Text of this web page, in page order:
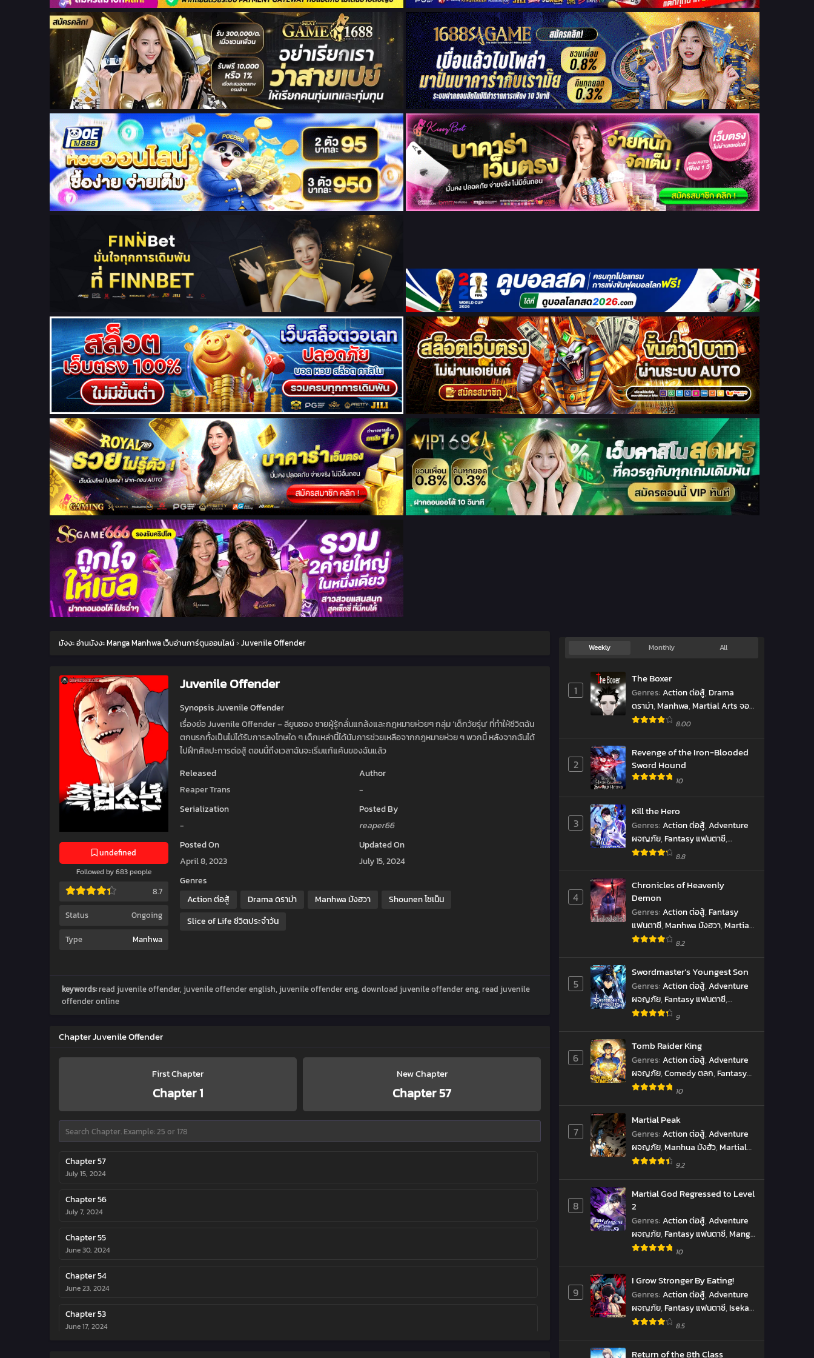
มังงะ อ่านมังงะ Manga Manhwa เว็บอ่านการ์ตูนออนไลน์›Juvenile Offender
undefined
Followed by 683 people
8.7
Status Ongoing
Type Manhwa
Juvenile Offender
Synopsis Juvenile Offender
เรื่องย่อ Juvenile Offender – ลียูนซอง ชายผู้รู้กลั่นแกล้งและกฎหมายห่วยๆ กลุ่ม ‘เด็กวัยรุ่น’ ที่ทำให้ชีวิตฉัน
ตกนรกทั้งเป็นไม่ได้รับการลงโทษใด ๆ เด็กเหล่านี้ได้นับการช่วยเหลือจากกฎหมายห่วย ๆ พวกนี้ หลังจากฉันได้
ไปฝึกศิลปะการต่อสู้ ตอนนี้ถึงเวลาฉันจะเริ่มแก้แค้นของฉันแล้ว
Released
Reaper Trans
Author
-
Serialization
-
Posted By
reaper66
Posted On
April 8, 2023
Updated On
July 15, 2024
Genres
Action ต่อสู้
Drama ดราม่า Manhwa มังฮวา
Shounen โชเน็น
Slice of Life ชีวิตประจำวัน
keywords:read juvenile offender, juvenile offender english, juvenile offender eng, download juvenile offender eng, read juvenile
offender online
Chapter Juvenile Offender
First Chapter
Chapter 1
New Chapter
Chapter 57
Chapter 57
July 15, 2024
Chapter 56
July 7, 2024
Chapter 55
June 30, 2024
Chapter 54
June 23, 2024
Chapter 53
June 17, 2024
Weekly Monthly All
1
The Boxer
Genres:Action ต่อสู้,Drama
ดราม่า,Manhwa,Martial Arts จอม
ยุทธ์,Shounen โชเน็น
8.00
2
Revenge of the Iron-Blooded
Sword Hound
10
3
Kill the Hero
Genres:Action ต่อสู้,Adventure
ผจญภัย,Fantasy แฟนตาซี,
Manhwa มังฮวา
8.8
4
Chronicles of Heavenly
Demon
Genres:Action ต่อสู้,Fantasy
แฟนตาซี,Manhwa มังฮวา,Martial
Arts จอมยุทธ์,Shounen โชเน็น
8.2
5
Swordmaster’s Youngest Son
Genres:Action ต่อสู้,Adventure
ผจญภัย,Fantasy แฟนตาซี,
Manhwa มังฮวา
9
6
Tomb Raider King
Genres:Action ต่อสู้,Adventure
ผจญภัย,Comedy ตลก,Fantasy
แฟนตาซี,Manhwa มังฮวา
ธรรมชาติ SyStem ระบบ
ราชันยมทูต
10
7
Martial Peak
Genres:Action ต่อสู้,Adventure
ผจญภัย,Manhua มังฮัว,Martial
Arts จอมยุทธ์9.2
8
Martial God Regressed to Level
2
Genres:Action ต่อสู้,Adventure
ผจญภัย,Fantasy แฟนตาซี,Manga
มังงะ,Manhwa มังฮวา
ธรรมชาติ,มังงะ,ราชันยมทูต
10
9
I Grow Stronger By Eating!
Genres:Action ต่อสู้,Adventure
ผจญภัย,Fantasy แฟนตาซี,Isekai
ต่างโลก,Manhwa มังฮวา
8.5
Return of the 8th Class